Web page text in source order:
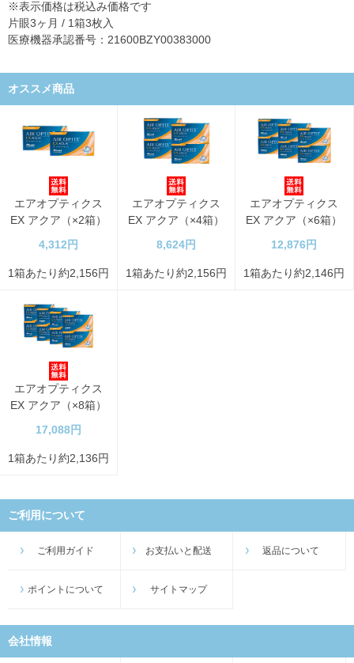
※表示価格は税込み価格です
片眼3ヶ月 / 1箱3枚入
医療機器承認番号：21600BZY00383000
オススメ商品
エアオプティクス
EX アクア（×2箱）
4,312円
1箱あたり約2,156円
エアオプティクス
EX アクア（×4箱）
8,624円
1箱あたり約2,156円
エアオプティクス
EX アクア（×6箱）
12,876円
1箱あたり約2,146円
エアオプティクス
EX アクア（×8箱）
17,088円
1箱あたり約2,136円
ご利用について
ご利用ガイド お支払いと配送 返品について
ポイントについて サイトマップ
会社情報